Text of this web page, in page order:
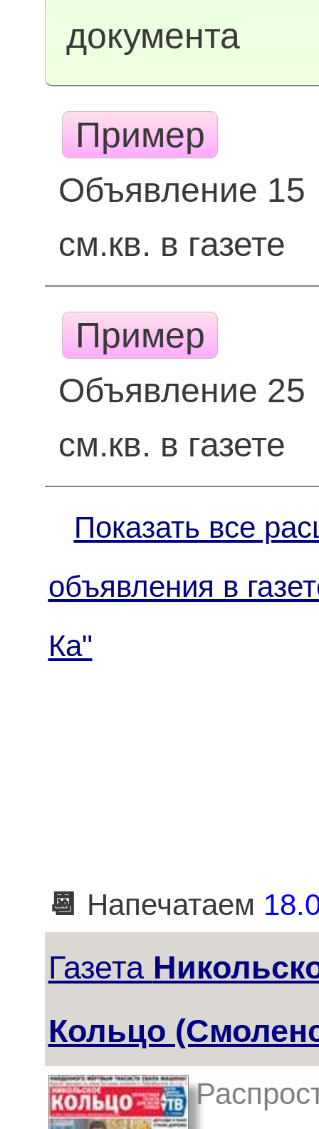
документа
Пример
Объявление 15
см.кв. в газете
Пример
Объявление 25
см.кв. в газете
Показать все
объявления в
Ка"
📆 Напечатаем
Газета
Кольцо